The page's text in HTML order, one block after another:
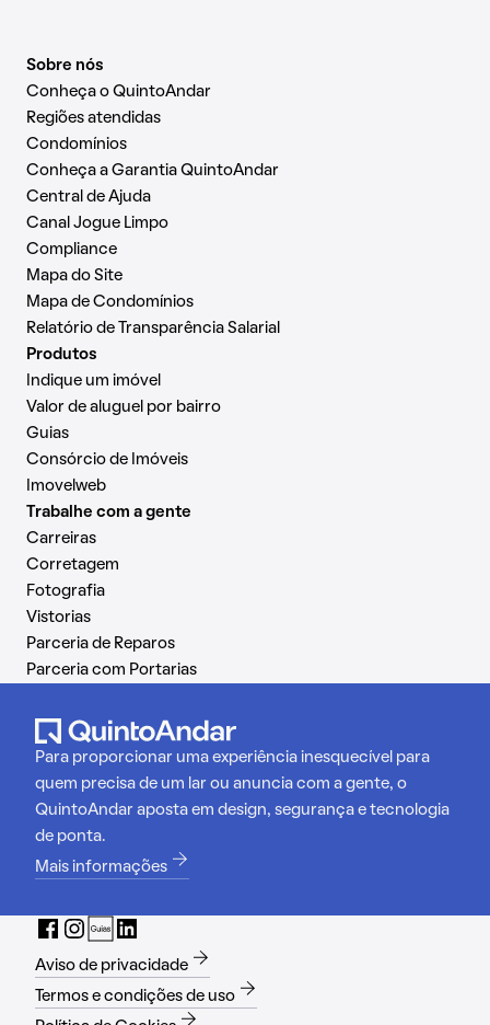
Sobre nós
Conheça o QuintoAndar
Regiões atendidas
Condomínios
Conheça a Garantia QuintoAndar
Central de Ajuda
Canal Jogue Limpo
Compliance
Mapa do Site
Mapa de Condomínios
Relatório de Transparência Salarial
Produtos
Indique um imóvel
Valor de aluguel por bairro
Guias
Consórcio de Imóveis
Imovelweb
Trabalhe com a gente
Carreiras
Corretagem
Fotografia
Vistorias
Parceria de Reparos
Parceria com Portarias
Para proporcionar uma experiência inesquecível para
quem precisa de um lar ou anuncia com a gente, o
QuintoAndar aposta em design, segurança e tecnologia
de ponta.
Mais informações
Aviso de privacidade
Termos e condições de uso